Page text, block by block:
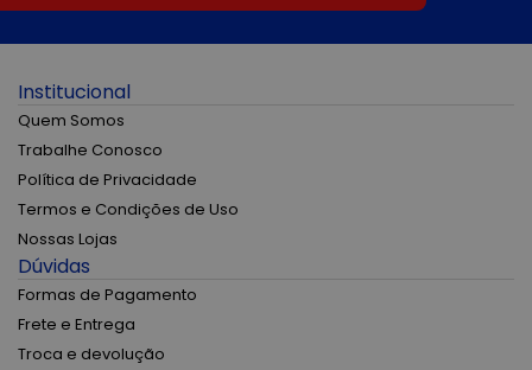
Institucional
Quem Somos
Trabalhe Conosco
Política de Privacidade
Termos e Condições de Uso
Nossas Lojas
Dúvidas
Formas de Pagamento
Frete e Entrega
Troca e devolução